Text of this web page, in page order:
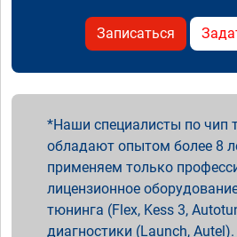
Записаться
Наши специалисты по чип
обладают опытом более 8
применяем только
лицензионное
тюнинга (Flex, Kess 3,
диагностики (Launch, Autel).